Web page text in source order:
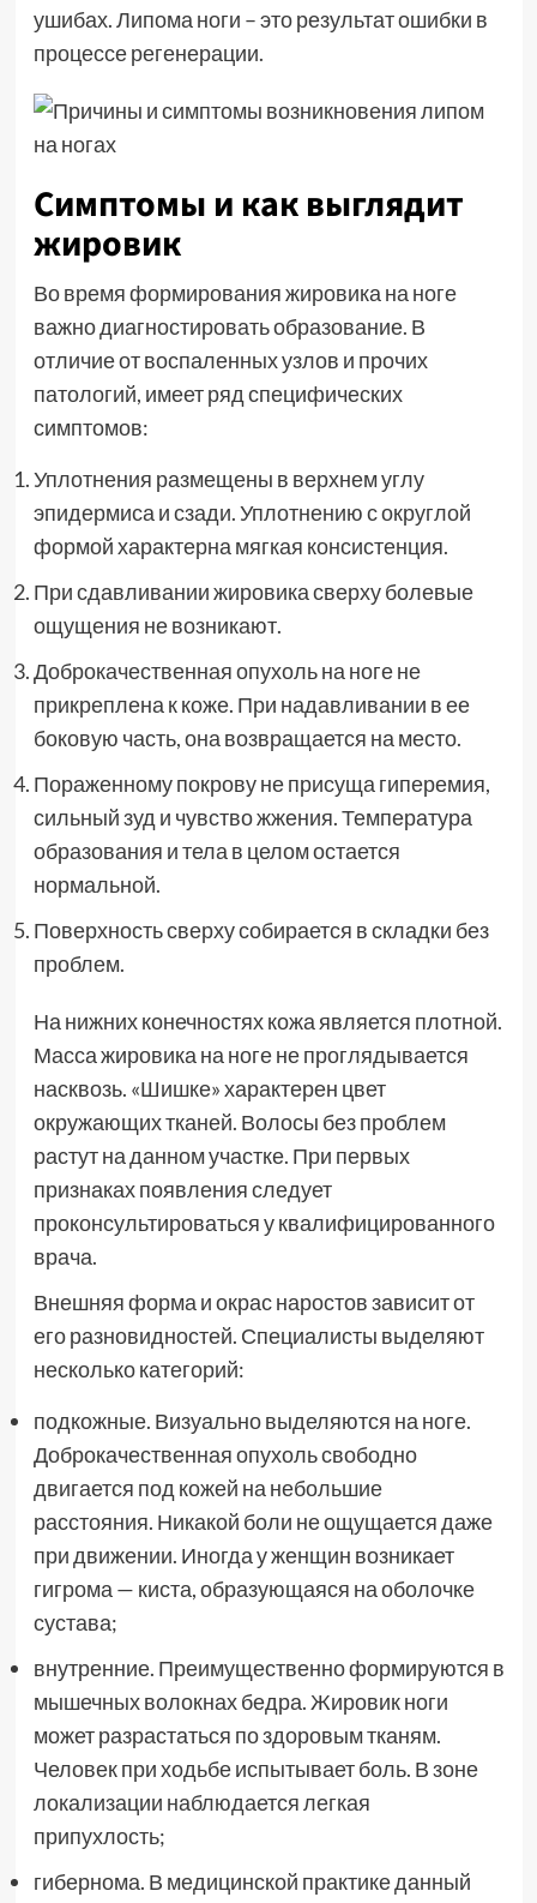
ушибах. Липома ноги – это результат ошибки в
процессе регенерации.
Симптомы и как выглядит
жировик
Во время формирования жировика на ноге
важно диагностировать образование. В
отличие от воспаленных узлов и прочих
патологий, имеет ряд специфических
симптомов:
Уплотнения размещены в верхнем углу
эпидермиса и сзади. Уплотнению с округлой
формой характерна мягкая консистенция.
При сдавливании жировика сверху болевые
ощущения не возникают.
Доброкачественная опухоль на ноге не
прикреплена к коже. При надавливании в ее
боковую часть, она возвращается на место.
Пораженному покрову не присуща гиперемия,
сильный зуд и чувство жжения. Температура
образования и тела в целом остается
нормальной.
Поверхность сверху собирается в складки без
проблем.
На нижних конечностях кожа является плотной.
Масса жировика на ноге не проглядывается
насквозь. «Шишке» характерен цвет
окружающих тканей. Волосы без проблем
растут на данном участке. При первых
признаках появления следует
проконсультироваться у квалифицированного
врача.
Внешняя форма и окрас наростов зависит от
его разновидностей. Специалисты выделяют
несколько категорий:
подкожные. Визуально выделяются на ноге.
Доброкачественная опухоль свободно
двигается под кожей на небольшие
расстояния. Никакой боли не ощущается даже
при движении. Иногда у женщин возникает
гигрома — киста, образующаяся на оболочке
сустава;
внутренние. Преимущественно формируются в
мышечных волокнах бедра. Жировик ноги
может разрастаться по здоровым тканям.
Человек при ходьбе испытывает боль. В зоне
локализации наблюдается легкая
припухлость;
гибернома. В медицинской практике данный